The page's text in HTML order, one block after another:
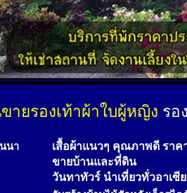
ายรองเท้าผ้าใบผู้หญิง รอ
นา เสื้อผ้าแนวๆ คุณภาพดี ราค
ขายบ้านและที่ดิน
วันทาทัวร์ นำเที่ยวทั่วอาเซี